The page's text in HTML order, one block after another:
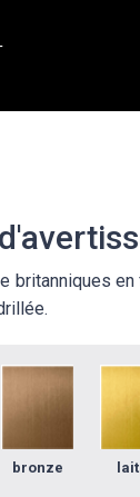
en
bronze